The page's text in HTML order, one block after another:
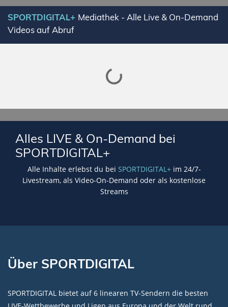
SPORTDIGITAL+ Mediathek - Alle Live & On-Demand
Videos auf Abruf
Lade SPORTDIGITAL+ Mediathek
Alles LIVE & On-Demand bei
SPORTDIGITAL+
Alle Inhalte erlebst du bei SPORTDIGITAL+im 24/7-
Livestream, als Video-On-Demand oder als kostenlose
Streams
Über SPORTDIGITAL
SPORTDIGITAL bietet auf 6 linearen TV-Sendern die besten